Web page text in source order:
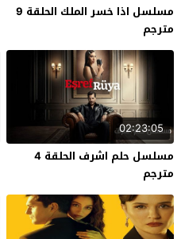
مسلسل اذا خسر الملك الحلقة 9
مترجم
02:23:05
مسلسل حلم اشرف الحلقة 4
مترجم